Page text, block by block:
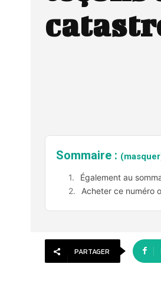
Sommaire :
Également au
Acheter ce numéro
PARTAGER